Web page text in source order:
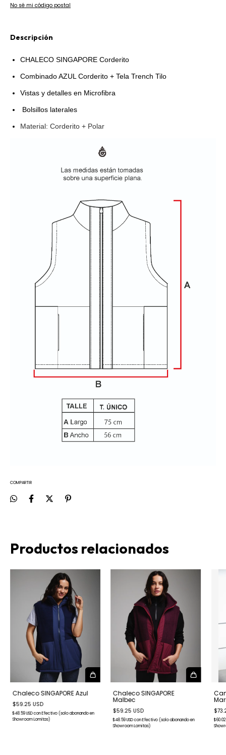
No sé mi código postal
Descripción
CHALECO SINGAPORE Corderito
Combinado AZUL Corderito + Tela Trench Tilo
Vistas y detalles en Microfibra
Bolsillos laterales
Material: Corderito + Polar
COMPARTIR
Productos relacionados
Chaleco SINGAPORE Azul
$59.25 USD
$48.59 USDconEfectivo (solo abonando en
Showroom Lomitas)
Chaleco SINGAPORE
Malbec
$59.25 USD
$48.59 USDconEfectivo (solo abonando en
Showroom Lomitas)
$60.02